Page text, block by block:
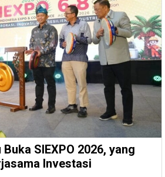
SIEXPO 2026, yang
Investasi